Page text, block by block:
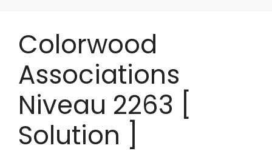
Colorwood
Associations
Niveau 2263 [
Solution ]